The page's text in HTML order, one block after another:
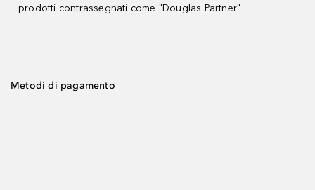
prodotti contrassegnati come "Douglas Partner"
Metodi di pagamento